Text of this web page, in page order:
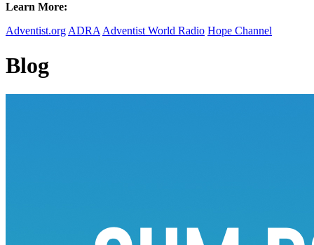
Learn More:
Adventist.org ADRA Adventist World Radio Hope Channel
Blog